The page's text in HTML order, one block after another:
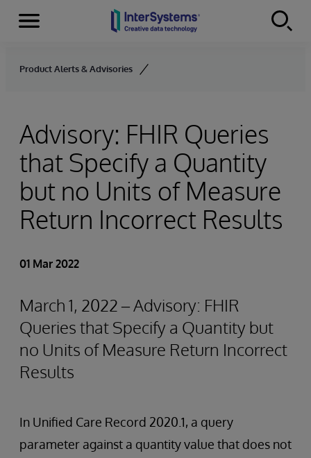
Skip to content
Menu
Product Alerts & Advisories
Advisory: FHIR Queries
that Specify a Quantity
but no Units of Measure
Return Incorrect Results
01 Mar 2022
March 1, 2022 – Advisory: FHIR
Queries that Specify a Quantity but
no Units of Measure Return Incorrect
Results
In Unified Care Record 2020.1, a query
parameter against a quantity value that does not